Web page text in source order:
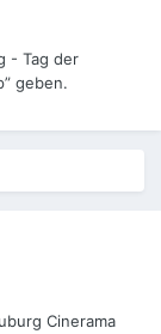
- Tag der
geben.
Cinerama